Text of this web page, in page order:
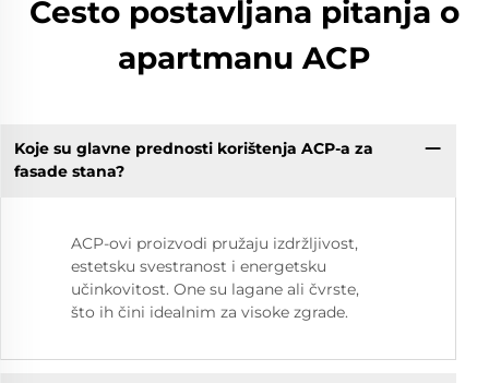
Često postavljana pitanja o
apartmanu ACP
Koje su glavne prednosti korištenja ACP-a za
fasade stana?
ACP-ovi proizvodi pružaju izdržljivost,
estetsku svestranost i energetsku
učinkovitost. One su lagane ali čvrste,
što ih čini idealnim za visoke zgrade.